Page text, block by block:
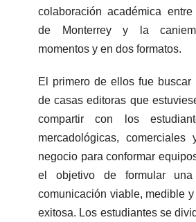
colaboración académica
de Monterrey y la
momentos y en dos formatos.
El primero de ellos fue buscar
de casas editoras que
compartir con los
mercadológicas,
negocio para conformar
el objetivo de formular una
comunicación viable, medible
exitosa. Los estudiantes se